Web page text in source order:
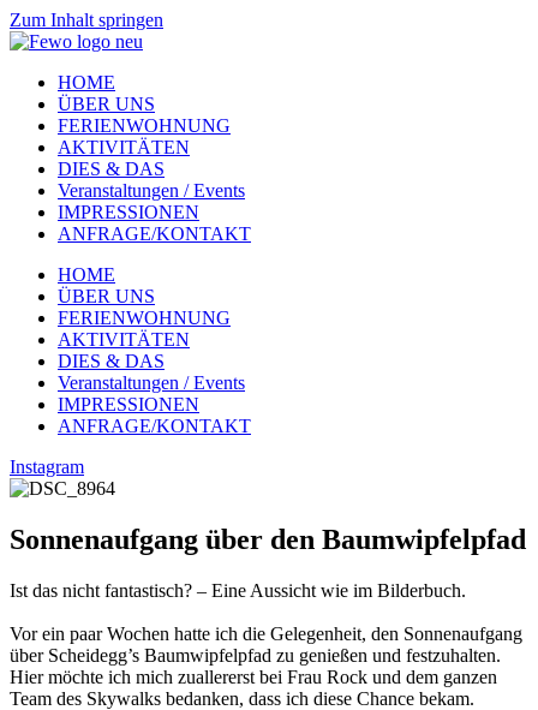
Zum Inhalt springen
HOME
ÜBER UNS
FERIENWOHNUNG
AKTIVITÄTEN
DIES & DAS
Veranstaltungen / Events
IMPRESSIONEN
ANFRAGE/KONTAKT
HOME
ÜBER UNS
FERIENWOHNUNG
AKTIVITÄTEN
DIES & DAS
Veranstaltungen / Events
IMPRESSIONEN
ANFRAGE/KONTAKT
Instagram
Sonnenaufgang über den Baumwipfelpfad
Ist das nicht fantastisch? – Eine Aussicht wie im Bilderbuch.
Vor ein paar Wochen hatte ich die Gelegenheit, den Sonnenaufgang
über Scheidegg’s Baumwipfelpfad zu genießen und festzuhalten.
Hier möchte ich mich zuallererst bei Frau Rock und dem ganzen
Team des Skywalks bedanken, dass ich diese Chance bekam.